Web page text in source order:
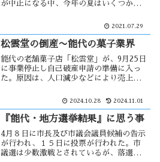
が中止になる中、今年の夏はいくつかの
その一つで、人員縮小や関係町内をくま
能代の感染状況から、独自のやり方があ
2021.07.29
松雲堂の倒産〜能代の菓子業界
能代の老舗菓子店「松雲堂」が、9月25日
に事業停止し自己破産申請の準備に入っ
た。原因は、人口減少などにより売上が
のため、資金繰りがつかなくなった。老
が・・・
2024.10.28 2024.11.01
『能代・地方選挙結果』に思う事
4月８日に市長及び市議会議員候補の告示
が行われ、１５日に投票が行われた。市
議選は少数激戦とされているが、落選す